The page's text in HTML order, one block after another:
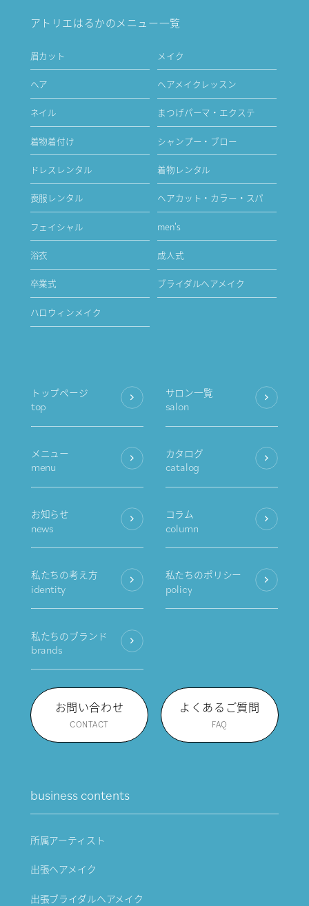
アトリエはるかのメニュー一覧
眉カット メイク
ヘア ヘアメイクレッスン
ネイル まつげパーマ・エクステ
着物着付け シャンプー・ブロー
ドレスレンタル 着物レンタル
喪服レンタル ヘアカット・カラー・スパ
フェイシャル men's
浴衣 成人式
卒業式 ブライダルヘアメイク
ハロウィンメイク
トップページ
top
サロン一覧
salon
メニュー
menu
カタログ
catalog
お知らせ
news
コラム
column
私たちの考え方
identity
私たちのポリシー
policy
私たちのブランド
brands
お問い合わせ
CONTACT
よくあるご質問
FAQ
business contents
所属アーティスト
出張ヘアメイク
出張ブライダルヘアメイク